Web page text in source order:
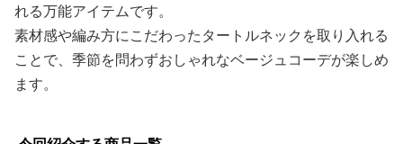
れる万能アイテムです。
素材感や編み方にこだわったタートルネックを取り入れる
ことで、季節を問わずおしゃれなベージュコーデが楽しめ
ます。